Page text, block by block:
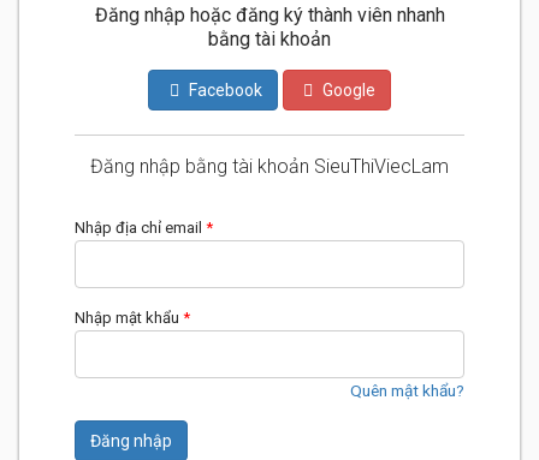
Đăng nhập hoặc đăng ký thành viên nhanh
bằng tài khoản
Facebook Google
Đăng nhập bằng tài khoản SieuThiViecLam
Nhập địa chỉ email *
Nhập mật khẩu *
Quên mật khẩu?
Đăng nhập